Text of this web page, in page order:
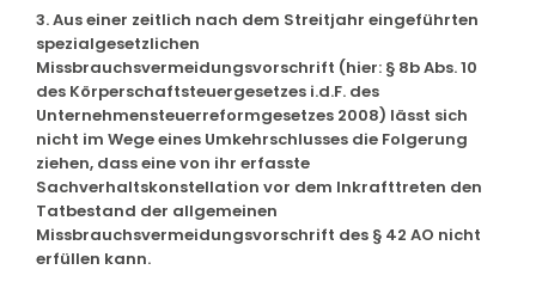
3. Aus einer zeitlich nach dem Streitjahr eingeführten
spezialgesetzlichen
Missbrauchsvermeidungsvorschrift (hier: § 8b Abs. 10
des Körperschaftsteuergesetzes i.d.F. des
Unternehmensteuerreformgesetzes 2008) lässt sich
nicht im Wege eines Umkehrschlusses die Folgerung
ziehen, dass eine von ihr erfasste
Sachverhaltskonstellation vor dem Inkrafttreten den
Tatbestand der allgemeinen
Missbrauchsvermeidungsvorschrift des § 42 AO nicht
erfüllen kann.